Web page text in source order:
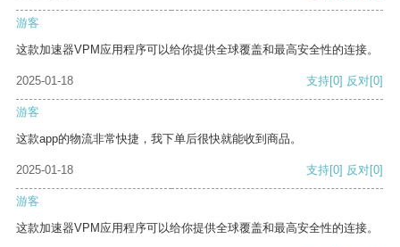
游客
这款加速器VPM应用程序可以给你提供全球覆盖和最高安全性的连接。
2025-01-18 支持[0] 反对[0]
游客
这款app的物流非常快捷，我下单后很快就能收到商品。
2025-01-18 支持[0] 反对[0]
游客
这款加速器VPM应用程序可以给你提供全球覆盖和最高安全性的连接。